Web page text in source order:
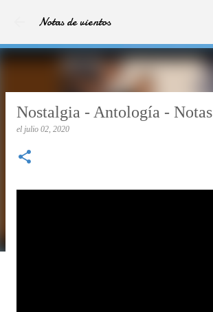
Ir al contenido principal
Notas de vientos
Nostalgia - Antología - Notas
el julio 02, 2020